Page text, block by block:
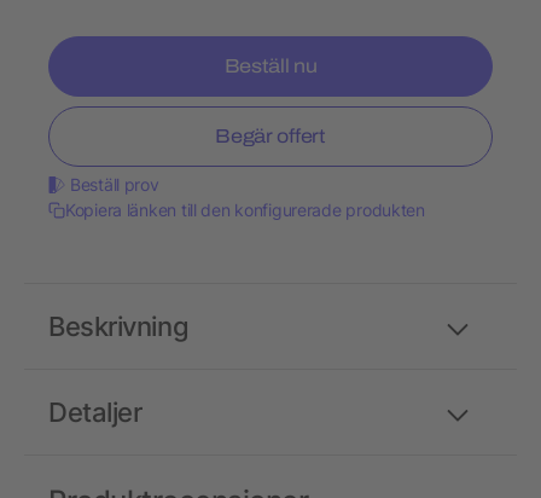
Beställ nu
Begär offert
Beställ prov
Kopiera länken till den konfigurerade produkten
Detaljer
Beskrivning